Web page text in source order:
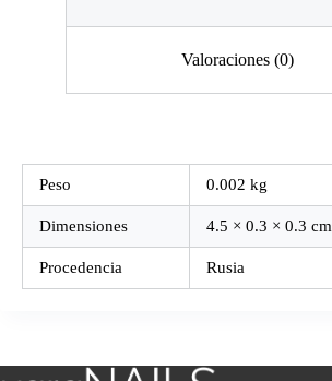
Valoraciones (0)
Peso 0.002 kg
Dimensiones 4.5 × 0.3 × 0.3 cm
Procedencia Rusia